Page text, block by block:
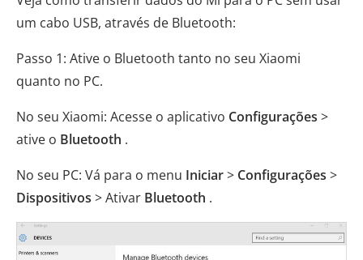
um cabo USB, através de Bluetooth:
Passo 1: Ative o Bluetooth tanto no seu Xiaomi
quanto no PC.
No seu Xiaomi: Acesse o aplicativo Configurações >
ative o Bluetooth .
No seu PC: Vá para o menu Iniciar> Configurações >
Dispositivos > Ativar Bluetooth .